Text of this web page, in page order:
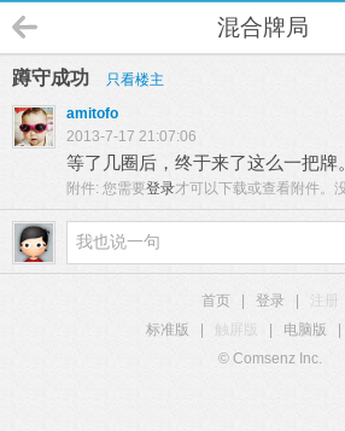
混合牌局
蹲守成功 只看楼主
amitofo
2013-7-17 21:07:06
等了几圈后，终于来了这么一把牌。
附件: 您需要登录才可以下载或查看附件。
首页 登录
注册
标准版
触屏版 电脑版
© Comsenz Inc.